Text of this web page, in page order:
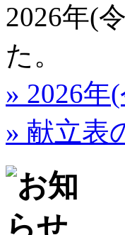
2026年(
た。
» 2026年
» 献立表